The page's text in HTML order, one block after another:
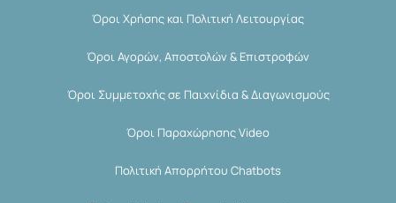
Όροι Χρήσης και Πολιτική Λειτουργίας
Όροι Αγορών, Αποστολών & Επιστροφών
Όροι Συμμετοχής σε Παιχνίδια & Διαγωνισμούς
Όροι Παραχώρησης Video
Πολιτική Απορρήτου Chatbots